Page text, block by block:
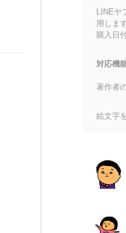
LINEヤ
用します
購入日
対応機
著作者
絵文字